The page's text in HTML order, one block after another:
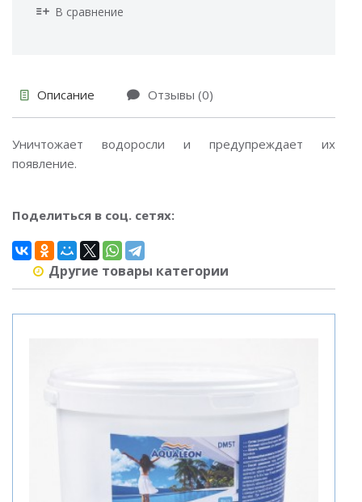
В сравнение
Описание Отзывы (0)
Уничтожает водоросли и предупреждает их
появление.
Поделиться в соц. сетях:
Другие товары категории